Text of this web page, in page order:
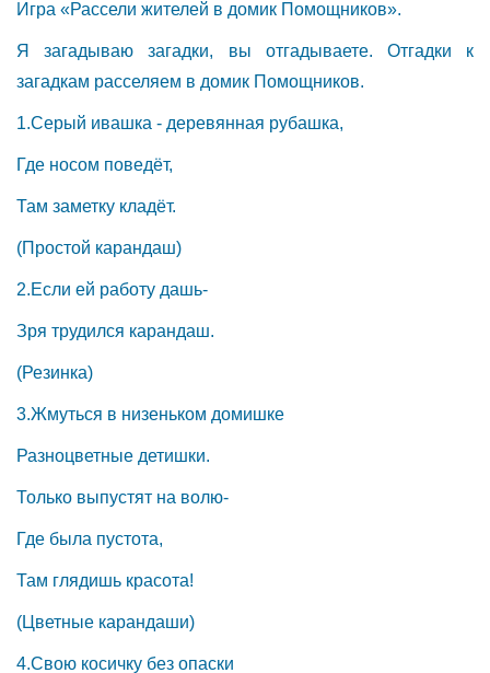
Игра «Рассели жителей в домик Помощников».
Я загадываю загадки, вы отгадываете. Отгадки к
загадкам расселяем в домик Помощников.
1.Серый ивашка - деревянная рубашка,
Где носом поведёт,
Там заметку кладёт.
(Простой карандаш)
2.Если ей работу дашь-
Зря трудился карандаш.
(Резинка)
3.Жмуться в низеньком домишке
Разноцветные детишки.
Только выпустят на волю-
Где была пустота,
Там глядишь красота!
(Цветные карандаши)
4.Свою косичку без опаски